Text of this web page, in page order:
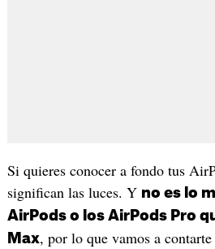
Si quieres conocer a fondo tus
significan las luces. Y no es lo
AirPods o los AirPods Pro
Max, por lo que vamos a